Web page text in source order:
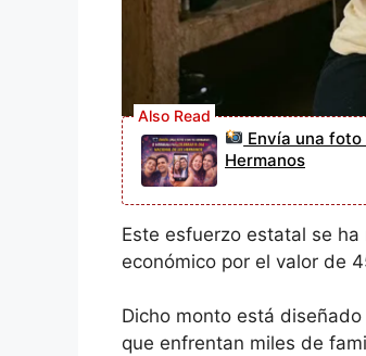
Envía una
Hermanos
Este esfuerzo estatal se
económico por el valor de
Dicho monto está
que enfrentan miles de